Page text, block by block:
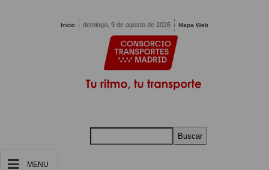
Inicio domingo, 9 de agosto de 2026 Mapa Web
Buscar
MENU